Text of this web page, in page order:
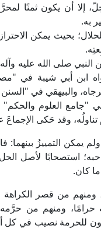
إلا أن يكون ثمنًا
به.
بحيث يمكن
النبي صلى الله عليه
ابن أبي شيبة في
والبيهقي في
وقد حَكى الإجماعَ
يمكن التمييزُ
استصحابًا لأصل
كان.
ومنهم من قصر
حرامًا، ومنهم من
نصيب في كل